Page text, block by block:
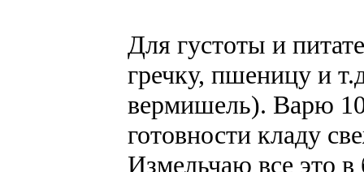
Для густоты и
гречку, пшеницу и
вермишель). Варю
готовности кладу
Измельчаю все это в